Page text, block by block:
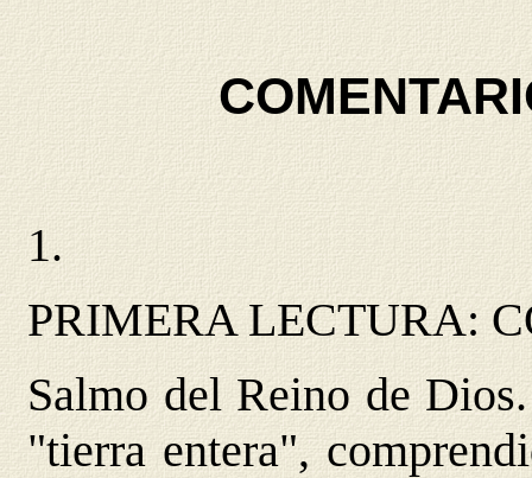
1.
PRIMERA LECTURA:
Salmo del Reino de
"tierra entera",